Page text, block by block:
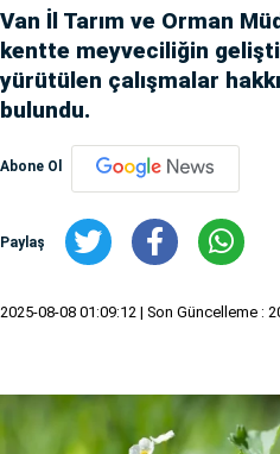
Van İl Tarım ve Orman
kentte meyveciliğin
yürütülen çalışmalar
bulundu.
Abone Ol
Paylaş
2025-08-08 01:09:12 | Son Güncelleme :